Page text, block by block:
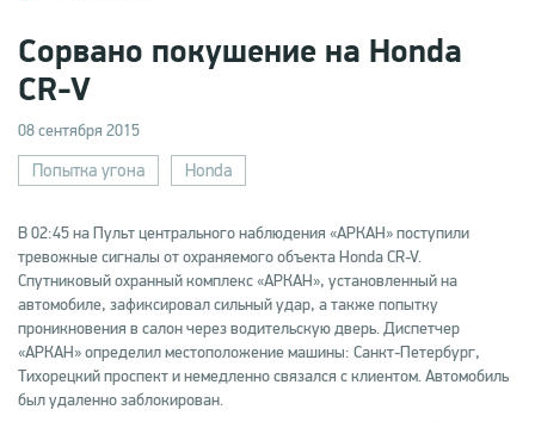
Сорвано покушение на Honda
CR-V
08 сентября 2015
Попытка угона Honda
В 02:45 на Пульт центрального наблюдения «АРКАН» поступили
тревожные сигналы от охраняемого объекта Honda CR-V.
Спутниковый охранный комплекс «АРКАН», установленный на
автомобиле, зафиксировал сильный удар, а также попытку
проникновения в салон через водительскую дверь. Диспетчер
«АРКАН» определил местоположение машины: Санкт-Петербург,
Тихорецкий проспект и немедленно связался с клиентом. Автомобиль
был удаленно заблокирован.